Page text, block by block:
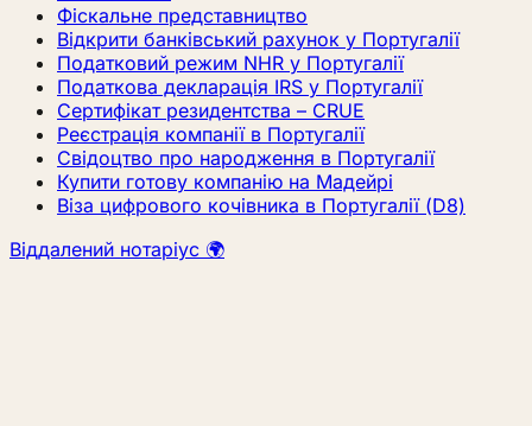
Фіскальне представництво
Відкрити банківський рахунок у Португалії
Податковий режим NHR у Португалії
Податкова декларація IRS у Португалії
Сертифікат резидентства – CRUE
Реєстрація компанії в Португалії
Свідоцтво про народження в Португалії
Купити готову компанію на Мадейрі
Віза цифрового кочівника в Португалії (D8)
Віддалений нотаріус 🌍